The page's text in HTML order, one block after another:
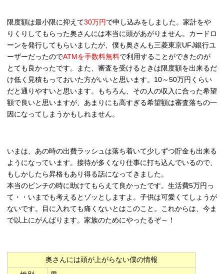
限度額は最小限に抑えて30万円で申し込みをしました。家計をや
りくりしてもらった奥さんには本当に頭があがりません。カードロ
ーンを発行してもらいましたが、 僕も奥さんも三菱東京UFJ銀行ユ
ーザーだったのでATMを手数料無料で利用することができたのが
とても良かったです。また、審査を受けるときは限度額を出来るだ
け低く見積もっておいた方がいいと思います。10～50万円くらい
だと通りやすいと思います。もちろん、その人の収入に合った希望
額で良いと思いますが、あまりにも高すぎる希望額は審査落ちの一
因になってしまうかもしれません。
いまは、あの時の出費ラッシュは落ち着いて少しずつ貯金も出来る
ようになっています。接待が多くなり仕事に打ち込んでいるので、
もしかしたら昇格もあり得る話になってきました。
本当のピンチの時に助けてもらえて良かったです。生活費5万円っ
て・・いまでも考えるとゾッとしますよ。子供は可愛くてしょうが
ないです。目に入れても痛くないとはこのこと。これからは、今ま
で以上にがんばります。家族のためにやったるぞ～！
奥さんには頭が上がらない僕の情報